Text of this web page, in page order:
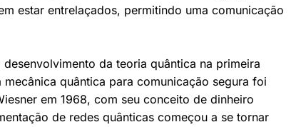
estar entrelaçados, permitindo uma comunicação
da teoria quântica na primeira
quântica para comunicação segura foi
em 1968, com seu conceito de dinheiro
de redes quânticas começou a se tornar